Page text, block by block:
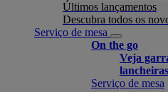
Últimos lançamentos
Descubra todos os
Serviço de mesa
On the go
Veja
lancheiras
Serviço de mesa